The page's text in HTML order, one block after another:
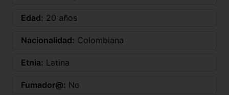
Edad: 20 años
Nacionalidad: Colombiana
Etnia: Latina
Fumador@: No